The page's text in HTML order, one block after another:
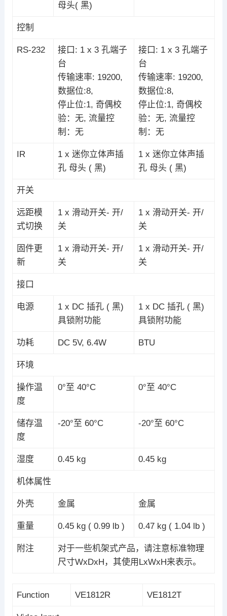
母头( 黑)
控制
RS-232
接口: 1 x 3 孔端子
台
传输速率: 19200,
数据位:8,
停止位:1, 奇偶校
验：无, 流量控
制：无
接口: 1 x 3 孔端子
台
传输速率: 19200,
数据位:8,
停止位:1, 奇偶校
验：无, 流量控
制：无
IR
1 x 迷你立体声插
孔 母头 ( 黑)
1 x 迷你立体声插
孔 母头 ( 黑)
开关
远距模
式切换
1 x 滑动开关- 开/
关
1 x 滑动开关- 开/
关
固件更
新
1 x 滑动开关- 开/
关
1 x 滑动开关- 开/
关
接口
电源
1 x DC 插孔 ( 黑)
具锁附功能
1 x DC 插孔 ( 黑)
具锁附功能
功耗 DC 5V, 6.4W BTU
环境
操作温
度
0°至 40°C 0°至 40°C
储存温
度
-20°至 60°C -20°至 60°C
湿度 0.45 kg 0.45 kg
机体属性
外壳 金属 金属
重量 0.45 kg ( 0.99 lb ) 0.47 kg ( 1.04 lb )
附注
对于一些机架式产品，请注意标准物理
尺寸WxDxH，其使用LxWxH来表示。
Function VE1812R VE1812T